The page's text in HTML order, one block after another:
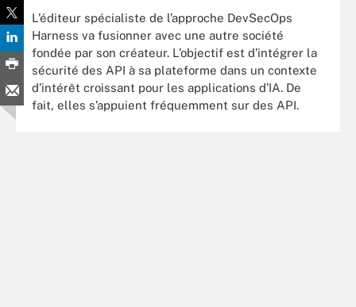
L’éditeur spécialiste de l’approche DevSecOps
Harness va fusionner avec une autre société
fondée par son créateur. L’objectif est d’intégrer la
sécurité des API à sa plateforme dans un contexte
d’intérêt croissant pour les applications d’IA. De
fait, elles s’appuient fréquemment sur des API.